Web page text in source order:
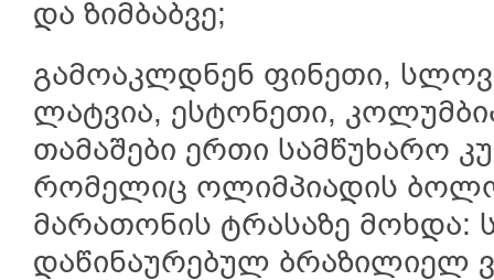
და ზიმბაბვე;
გამოაკლდნენ ფინეთი,
ლატვია, ესტონეთი,
თამაშები ერთი სამწუხარო
რომელიც ოლიმპიადის ბოლო
მარათონის ტრასაზე მოხდა:
დაწინაურებულ ბრაზილიელ